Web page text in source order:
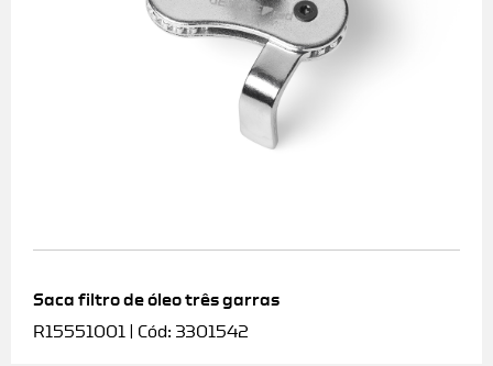
Saca filtro de óleo três garras
R15551001 | Cód: 3301542